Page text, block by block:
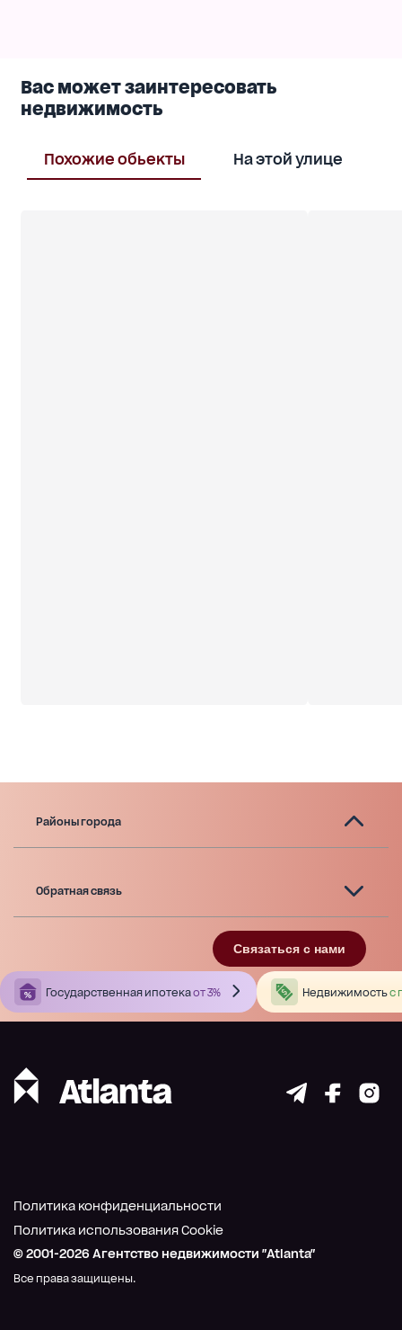
Вас может заинтересовать
недвижимость
Похожие обьекты На этой улице
Районы города
Обратная связь
Связаться с нами
Государственная ипотекаот 3% Недвижимостьс
© 2001-2026 Агентство недвижимости "Atlanta"
Все права защищены.
Политика конфиденциальности
Политика использования Cookie